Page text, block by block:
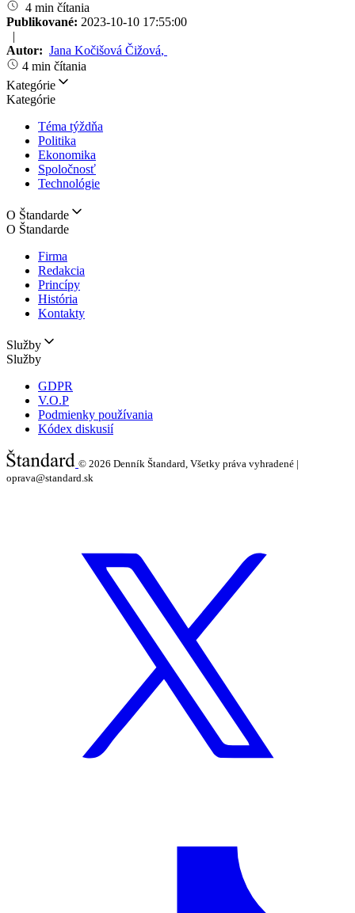
4 min čítania
Publikované: 2023-10-10 17:55:00
|
Autor: Jana Kočišová Čižová,
4 min čítania
Kategórie
Kategórie
Téma týždňa
Politika
Ekonomika
Spoločnosť
Technológie
O Štandarde
O Štandarde
Firma
Redakcia
Princípy
História
Kontakty
Služby
Služby
GDPR
V.O.P
Podmienky používania
Kódex diskusií
© 2026 Denník Štandard, Všetky práva vyhradené |
oprava@standard.sk